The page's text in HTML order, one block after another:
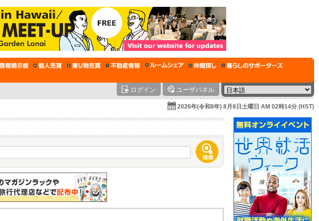
ログイン ユーザパネル
2026年(令和8年) 8月8日土曜日 AM 02時14分 (HST)